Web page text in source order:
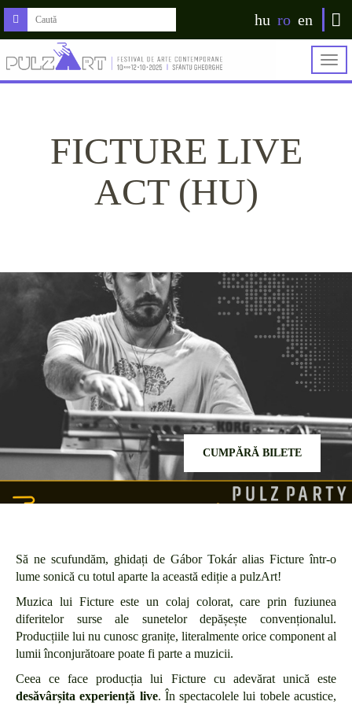
hu ro en
FICTURE LIVE
ACT (HU)
CUMPĂRĂ BILETE
Să ne scufundăm, ghidați de Gábor Tokár alias Ficture într-o
lume sonică cu totul aparte la această ediție a pulzArt!
Muzica lui Ficture este un colaj colorat, care prin fuziunea
diferitelor surse ale sunetelor depășește convenționalul.
Producțiile lui nu cunosc granițe, literalmente orice component al
lumii înconjurătoare poate fi parte a muzicii.
Ceea ce face producția lui Ficture cu adevărat unică este
desăvârșita experiență live. În spectacolele lui tobele acustice,